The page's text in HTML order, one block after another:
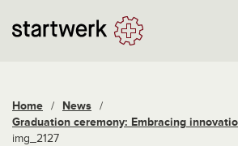
Home / News /
Graduation ceremony: Embracing
img_2127